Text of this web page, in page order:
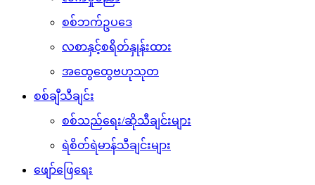
စစ်ဘက်ဥပဒေ
လစာနှင့်စရိတ်နှုန်းထား
အထွေထွေဗဟုသုတ
စစ်ချီသီချင်း
စစ်သည်ရေး/ဆိုသီချင်းများ
ရဲစိတ်ရဲမာန်သီချင်းများ
ဖျော်ဖြေရေး